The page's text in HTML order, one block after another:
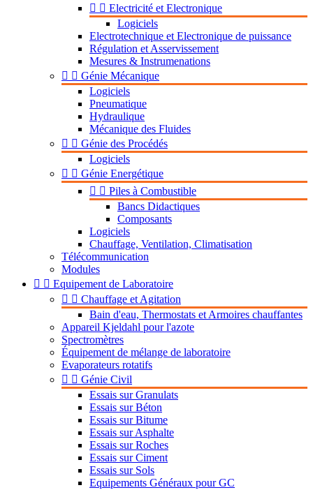
  Electricité et Electronique
Logiciels
Electrotechnique et Electronique de puissance
Régulation et Asservissement
Mesures & Instrumenations
  Génie Mécanique
Logiciels
Pneumatique
Hydraulique
Mécanique des Fluides
  Génie des Procédés
Logiciels
  Génie Energétique
  Piles à Combustible
Bancs Didactiques
Composants
Logiciels
Chauffage, Ventilation, Climatisation
Télécommunication
Modules
  Equipement de Laboratoire
  Chauffage et Agitation
Bain d'eau, Thermostats et Armoires chauffantes
Appareil Kjeldahl pour l'azote
Spectromètres
Équipement de mélange de laboratoire
Evaporateurs rotatifs
  Génie Civil
Essais sur Granulats
Essais sur Béton
Essais sur Bitume
Essais sur Asphalte
Essais sur Roches
Essais sur Ciment
Essais sur Sols
Equipements Généraux pour GC